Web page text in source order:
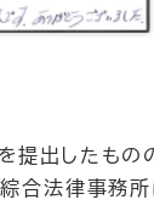
出したもの
綜合法律事務